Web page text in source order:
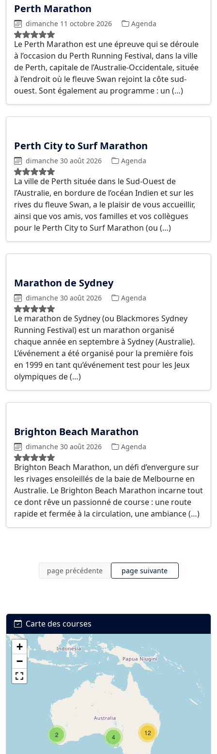
Perth Marathon
dimanche 11 octobre 2026 Agenda
Le Perth Marathon est une épreuve qui se déroule
à l’occasion du Perth Running Festival, dans la ville
de Perth, capitale de l’Australie-Occidentale, située
à l’endroit où le fleuve Swan rejoint la côte sud-
ouest. Sont également au programme : un (…)
Perth City to Surf Marathon
dimanche 30 août 2026 Agenda
La ville de Perth située dans le Sud-Ouest de
l’Australie, en bordure de l’océan Indien et sur les
rives du fleuve Swan, a le plaisir de vous accueillir,
ainsi que vos amis, vos familles et vos collègues
pour le Perth City to Surf Marathon (ou (…)
Marathon de Sydney
dimanche 30 août 2026 Agenda
Le marathon de Sydney (ou Blackmores Sydney
Running Festival) est un marathon organisé
chaque année en septembre à Sydney (Australie).
L’événement a été organisé pour la première fois
en 1999 en tant qu’événement test pour les Jeux
olympiques de (…)
Brighton Beach Marathon
dimanche 30 août 2026 Agenda
Brighton Beach Marathon, un défi d’envergure sur
les rivages ensoleillés de la baie de Melbourne en
Australie. Le Brighton Beach Marathon incarne tout
ce dont rêve un passionné de course : une route
rapide et fermée à la circulation, une ambiance (…)
page précédente page suivante
Carte des courses
2 4
12
+
−